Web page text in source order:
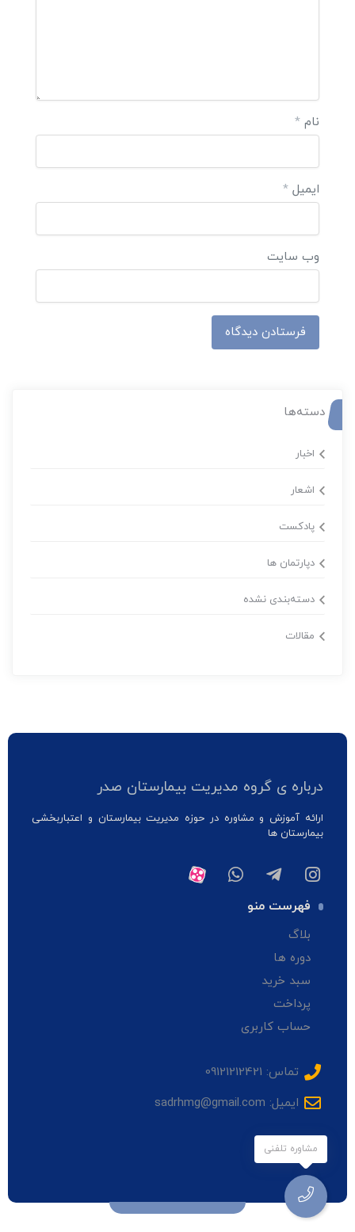
نام *
ایمیل *
وب‌ سایت
دسته‌ها
اخبار
اشعار
پادکست
دپارتمان ها
دسته‌بندی نشده
مقالات
درباره ی گروه مدیریت بیمارستان صدر
ارائه آموزش و مشاوره در حوزه مدیریت بیمارستان و اعتباربخشی
بیمارستان ها
فهرست منو
بلاگ
دوره ها
سبد خرید
پرداخت
حساب کاربری
تماس: 09121212421
ایمیل: sadrhmg@gmail.com
مشاوره تلفنی